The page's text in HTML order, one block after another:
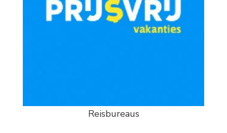
Reisbureaus